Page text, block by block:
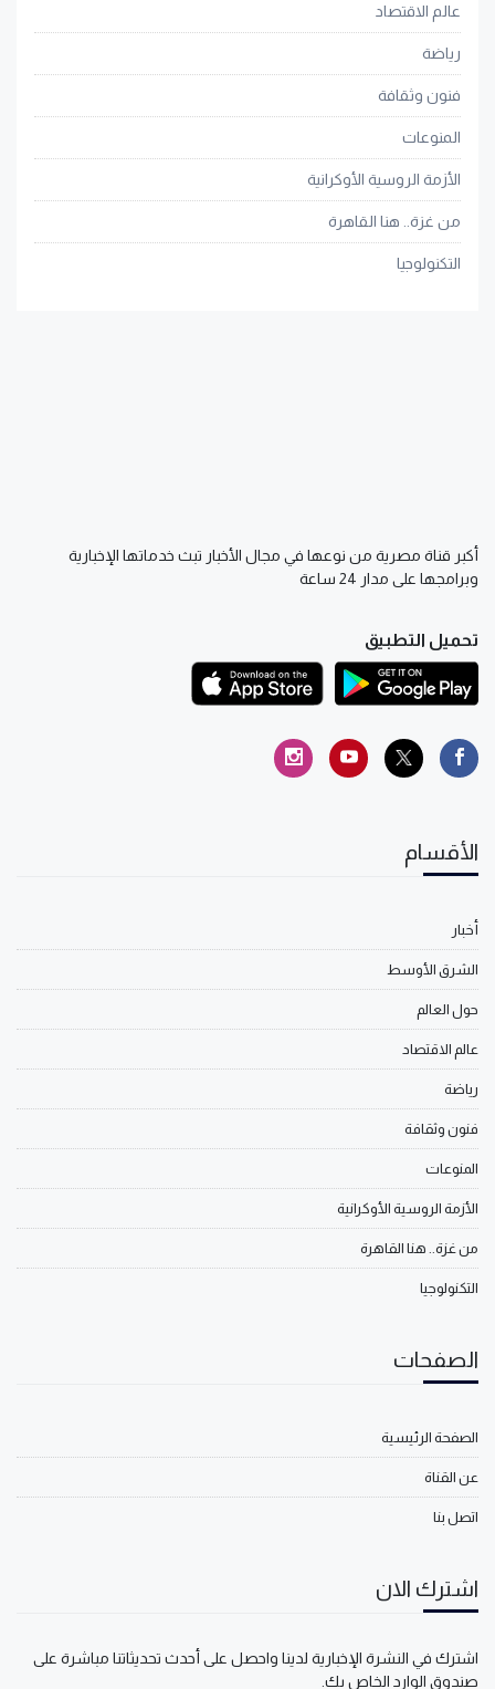
عالم الاقتصاد
رياضة
فنون وثقافة
المنوعات
الأزمة الروسية الأوكرانية
من غزة.. هنا القاهرة
التكنولوجيا
أكبر قناة مصرية من نوعها في مجال الأخبار تبث خدماتها الإخبارية
وبرامجها على مدار 24 ساعة
تحميل التطبيق
الأقسام
أخبار
الشرق الأوسط
حول العالم
عالم الاقتصاد
رياضة
فنون وثقافة
المنوعات
الأزمة الروسية الأوكرانية
من غزة.. هنا القاهرة
التكنولوجيا
الصفحات
الصفحة الرئيسية
عن القناة
اتصل بنا
اشترك الان
اشترك في النشرة الإخبارية لدينا واحصل على أحدث تحديثاتنا مباشرة على
صندوق الوارد الخاص بك.